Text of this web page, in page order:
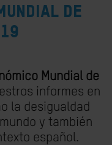
de
Mundial de
informes en
la desigualdad
y también
español.